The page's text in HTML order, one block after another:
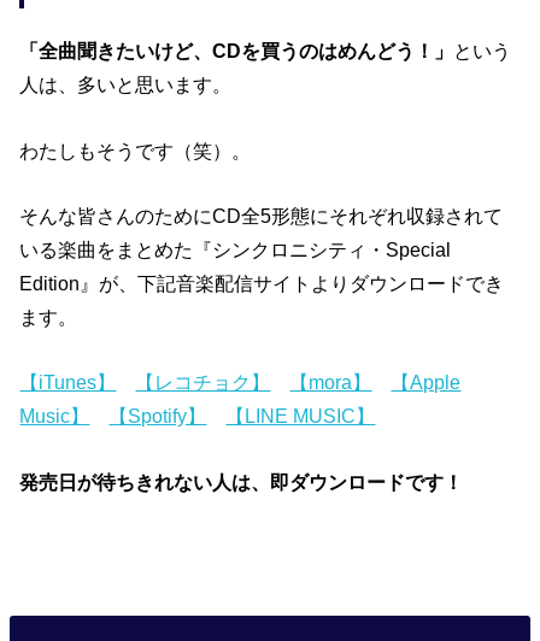
「全曲聞きたいけど、CDを買うのはめんどう！」 という
人は、多いと思います。
わたしもそうです（笑）。
そんな皆さんのためにCD全5形態にそれぞれ収録されて
いる楽曲をまとめた『シンクロニシティ・Special
Edition』が、下記音楽配信サイトよりダウンロードでき
ます。
【iTunes】 【レコチョク】 【mora】
【Apple
Music】
【Spotify】 【LINE MUSIC】
発売日が待ちきれない人は、即ダウンロードです！